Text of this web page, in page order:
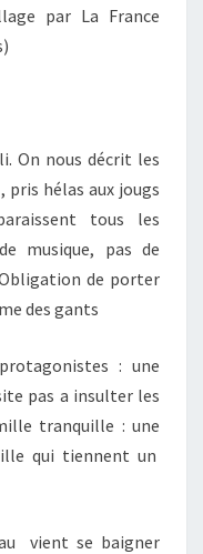
par La France
On nous décrit les
pris hélas aux jougs
tous les
musique, pas de
de porter
des gants
: une
pas a insulter les
tranquille : une
qui tiennent un
vient se baigner